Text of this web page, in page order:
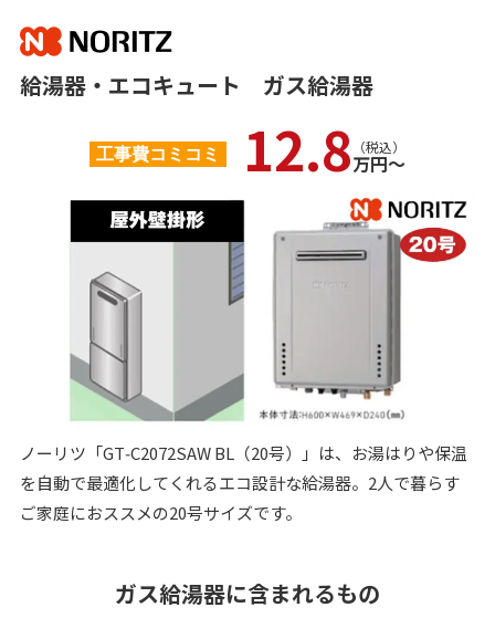
給湯器・エコキュート ガス給湯器
工事費コミコミ 12.8 （税込）
万円〜
ノーリツ「GT‑C2072SAW BL（20号）」は、お湯はりや保温
を自動で最適化してくれるエコ設計な給湯器。2人で暮らす
ご家庭におススメの20号サイズです。
ガス給湯器に含まれるもの